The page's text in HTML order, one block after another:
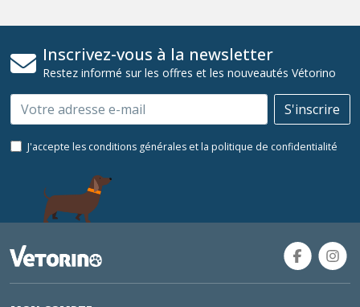
Inscrivez-vous à la newsletter
Restez informé sur les offres et les nouveautés Vétorino
Email S'inscrire
J'accepte les conditions générales et la politique de confidentialité